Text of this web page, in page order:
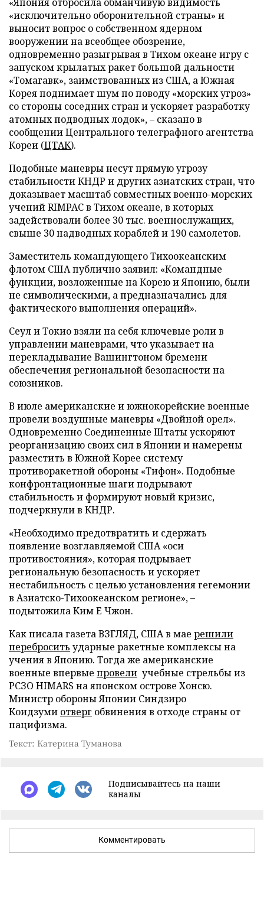
«исключительно оборонительной страны» и
выносит вопрос о собственном ядерном
вооружении на всеобщее обозрение,
одновременно разыгрывая в Тихом океане игру с
запуском крылатых ракет большой дальности
«Томагавк», заимствованных из США, а Южная
Корея поднимает шум по поводу «морских угроз»
со стороны соседних стран и ускоряет разработку
атомных подводных лодок», – сказано в
сообщении Центрального телеграфного агентства
Кореи (ЦТАК).
Подобные маневры несут прямую угрозу
стабильности КНДР и других азиатских стран, что
доказывает масштаб совместных военно-морских
учений RIMPAC в Тихом океане, в которых
задействовали более 30 тыс. военнослужащих,
свыше 30 надводных кораблей и 190 самолетов.
Заместитель командующего Тихоокеанским
флотом США публично заявил: «Командные
функции, возложенные на Корею и Японию, были
не символическими, а предназначались для
фактического выполнения операций».
Сеул и Токио взяли на себя ключевые роли в
управлении маневрами, что указывает на
перекладывание Вашингтоном бремени
обеспечения региональной безопасности на
союзников.
В июле американские и южнокорейские военные
провели воздушные маневры «Двойной орел».
Одновременно Соединенные Штаты ускоряют
реорганизацию своих сил в Японии и намерены
разместить в Южной Корее систему
противоракетной обороны «Тифон». Подобные
конфронтационные шаги подрывают
стабильность и формируют новый кризис,
подчеркнули в КНДР.
«Необходимо предотвратить и сдержать
появление возглавляемой США «оси
противостояния», которая подрывает
региональную безопасность и ускоряет
нестабильность с целью установления гегемонии
в Азиатско-Тихоокеанском регионе», –
подытожила Ким Е Чжон.
Как писала газета ВЗГЛЯД, США в мае решили
перебросить ударные ракетные комплексы на
учения в Японию. Тогда же американские
военные впервые провели учебные стрельбы из
РСЗО HIMARS на японском острове Хонсю.
Министр обороны Японии Синдзиро
Коидзуми отверг обвинения в отходе страны от
пацифизма.
Текст: Катерина Туманова
Подписывайтесь на наши
каналы
Комментировать